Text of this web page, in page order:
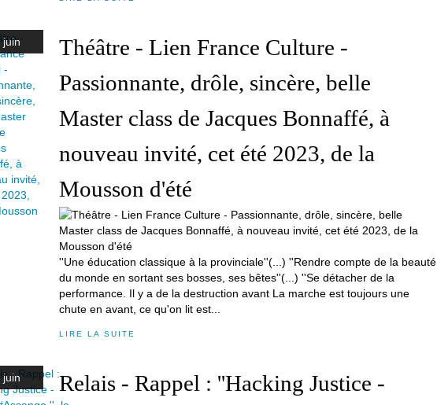
juin
Théâtre - Lien France Culture -
Passionnante, drôle, sincère, belle
Master class de Jacques Bonnaffé, à
nouveau invité, cet été 2023, de la
Mousson d'été
''Une éducation classique à la provinciale''(...) ''Rendre compte de la beauté
du monde en sortant ses bosses, ses bêtes''(...) ''Se détacher de la
performance. Il y a de la destruction avant La marche est toujours une
chute en avant, ce qu'on lit est...
LIRE LA SUITE
juin
Relais - Rappel : ''Hacking Justice -